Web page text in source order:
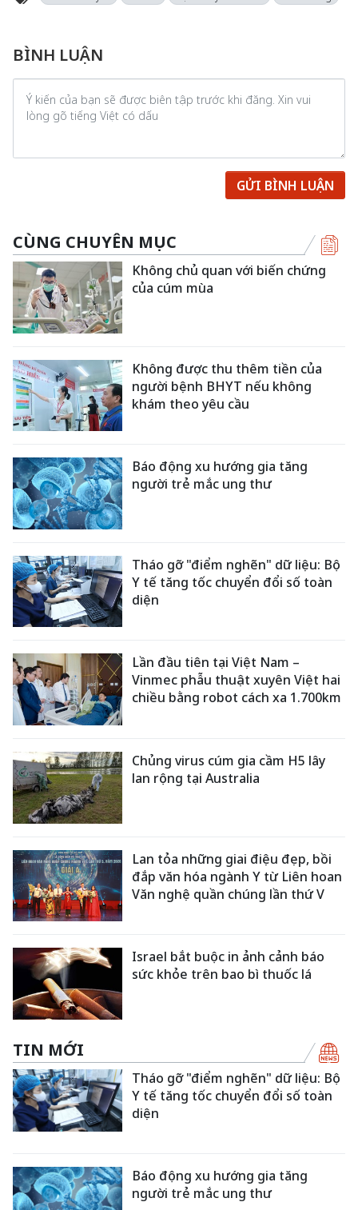
BÌNH LUẬN
GỬI BÌNH LUẬN
CÙNG CHUYÊN MỤC
Không chủ quan với biến chứng
của cúm mùa
Không được thu thêm tiền của
người bệnh BHYT nếu không
khám theo yêu cầu
Báo động xu hướng gia tăng
người trẻ mắc ung thư
Tháo gỡ "điểm nghẽn" dữ liệu: Bộ
Y tế tăng tốc chuyển đổi số toàn
diện
Lần đầu tiên tại Việt Nam –
Vinmec phẫu thuật xuyên Việt hai
chiều bằng robot cách xa 1.700km
Chủng virus cúm gia cầm H5 lây
lan rộng tại Australia
Lan tỏa những giai điệu đẹp, bồi
đắp văn hóa ngành Y từ Liên hoan
Văn nghệ quần chúng lần thứ V
Israel bắt buộc in ảnh cảnh báo
sức khỏe trên bao bì thuốc lá
TIN MỚI
Tháo gỡ "điểm nghẽn" dữ liệu: Bộ
Y tế tăng tốc chuyển đổi số toàn
diện
Báo động xu hướng gia tăng
người trẻ mắc ung thư